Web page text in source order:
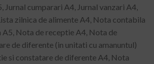
Jurnal cumparari A4, Jurnal vanzari A4,
zilnica de alimente A4, Nota contabila
Nota de receptie A4, Nota de
de diferente (in unitati cu amanuntul)
si constatare de diferente A4, Nota